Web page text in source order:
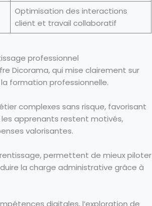
Optimisation des interactions
client et travail collaboratif
professionnel
Dicorama, qui mise clairement sur
formation professionnelle.
complexes sans risque, favorisant
les apprenants restent motivés,
valorisantes.
permettent de mieux piloter
la charge administrative grâce à
digitales, l’exploration de